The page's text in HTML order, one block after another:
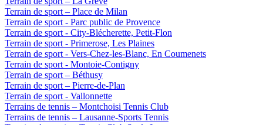
Terrain de sport – Place de Milan
Terrain de sport - Parc public de Provence
Terrain de sport - City-Blécherette, Petit-Flon
Terrain de sport - Primerose, Les Plaines
Terrain de sport - Vers-Chez-les-Blanc, En Coumenets
Terrain de sport - Montoie-Contigny
Terrain de sport – Béthusy
Terrain de sport – Pierre-de-Plan
Terrain de sport - Vallonnette
Terrains de tennis – Montchoisi Tennis Club
Terrains de tennis – Lausanne-Sports Tennis